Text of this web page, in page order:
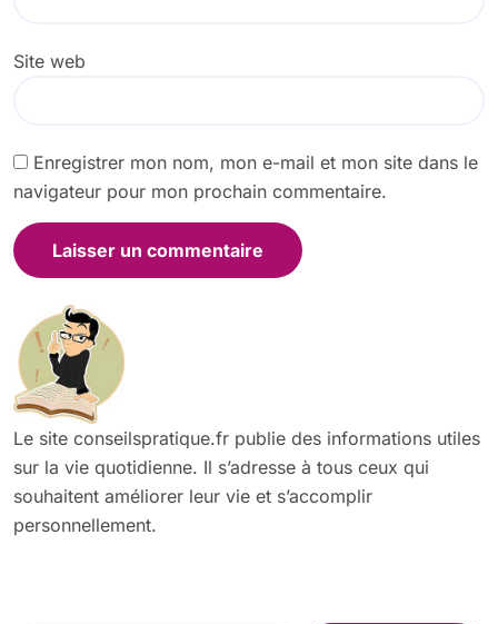
Site web
Enregistrer mon nom, mon e-mail et mon site dans le
navigateur pour mon prochain commentaire.
Le site conseilspratique.fr publie des informations utiles
sur la vie quotidienne. Il s’adresse à tous ceux qui
souhaitent améliorer leur vie et s’accomplir
personnellement.